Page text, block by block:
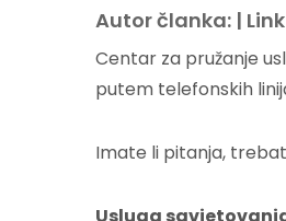
Autor članka: |
Centar za pružanje
putem telefonskih
Imate li pitanja,